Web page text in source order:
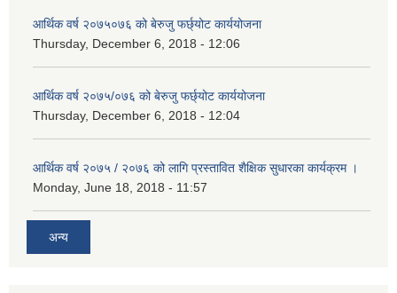
आर्थिक वर्ष २०७५०७६ को बेरुजु फर्छ्योट कार्ययोजना
Thursday, December 6, 2018 - 12:06
आर्थिक वर्ष २०७५/०७६ को बेरुजु फर्छ्योट कार्ययोजना
Thursday, December 6, 2018 - 12:04
आर्थिक वर्ष २०७५ / २०७६ को लागि प्रस्तावित शैक्षिक सुधारका कार्यक्रम ।
Monday, June 18, 2018 - 11:57
अन्य